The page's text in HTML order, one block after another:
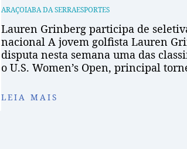
ARAÇOIABA DA SERRAESPORTES
Lauren Grinberg participa de
nacional A jovem golfista Lauren
disputa nesta semana uma das
o U.S. Women’s Open, principal
LEIA MAIS